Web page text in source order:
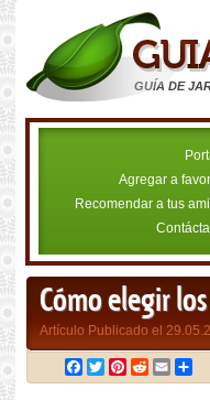
GUÍA DE
Agregar a
Recomendar a tus
Cómo elegir
Artículo Publicado el
Facebook
TwitterPinterest
RedditEmail